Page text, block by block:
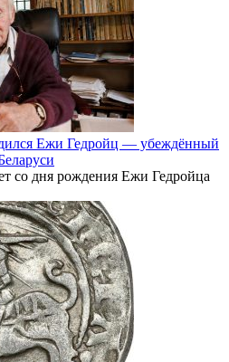
Ежи Гедройц — убеждённый
со дня рождения Ежи Гедройца